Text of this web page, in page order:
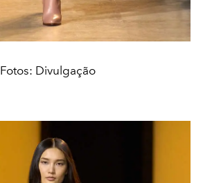
Fotos: Divulgação